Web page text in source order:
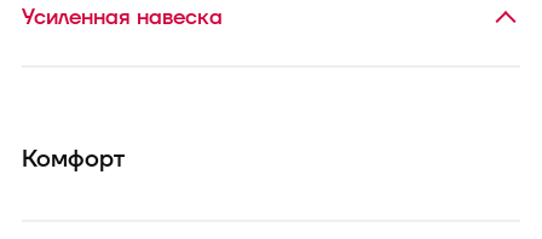
Усиленная навеска
Комфорт